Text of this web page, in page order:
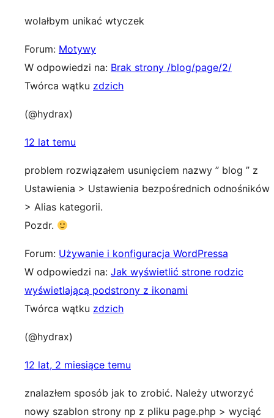
wolałbym unikać wtyczek
Forum: Motywy
W odpowiedzi na: Brak strony /blog/page/2/
Twórca wątku zdzich
(@hydrax)
12 lat temu
problem rozwiązałem usunięciem nazwy ” blog ” z
Ustawienia > Ustawienia bezpośrednich odnośników
> Alias kategorii.
Pozdr.
Forum: Używanie i konfiguracja WordPressa
W odpowiedzi na: Jak wyświetlić strone rodzic
wyświetlającą podstrony z ikonami
Twórca wątku zdzich
(@hydrax)
12 lat, 2 miesiące temu
znalazłem sposób jak to zrobić. Należy utworzyć
nowy szablon strony np z pliku page.php > wyciąć